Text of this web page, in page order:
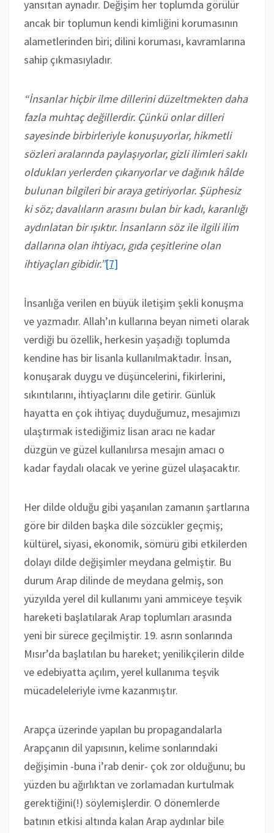
yansıtan aynadır. Değişim her toplumda görülür
ancak bir toplumun kendi kimliğini korumasının
alametlerinden biri; dilini koruması, kavramlarına
sahip çıkmasıyladır.
“İnsanlar hiçbir ilme dillerini düzeltmekten daha
fazla muhtaç değillerdir. Çünkü onlar dilleri
sayesinde birbirleriyle konuşuyorlar, hikmetli
sözleri aralarında paylaşıyorlar, gizli ilimleri saklı
oldukları yerlerden çıkarıyorlar ve dağınık hâlde
bulunan bilgileri bir araya getiriyorlar. Şüphesiz
ki söz; davalıların arasını bulan bir kadı, karanlığı
aydınlatan bir ışıktır. İnsanların söz ile ilgili ilim
dallarına olan ihtiyacı, gıda çeşitlerine olan
ihtiyaçları gibidir.”[7]
İnsanlığa verilen en büyük iletişim şekli konuşma
ve yazmadır. Allah’ın kullarına beyan nimeti olarak
verdiği bu özellik, herkesin yaşadığı toplumda
kendine has bir lisanla kullanılmaktadır. İnsan,
konuşarak duygu ve düşüncelerini, fikirlerini,
sıkıntılarını, ihtiyaçlarını dile getirir. Günlük
hayatta en çok ihtiyaç duyduğumuz, mesajımızı
ulaştırmak istediğimiz lisan aracı ne kadar
düzgün ve güzel kullanılırsa mesajın amacı o
kadar faydalı olacak ve yerine güzel ulaşacaktır.
Her dilde olduğu gibi yaşanılan zamanın şartlarına
göre bir dilden başka dile sözcükler geçmiş;
kültürel, siyasi, ekonomik, sömürü gibi etkilerden
dolayı dilde değişimler meydana gelmiştir. Bu
durum Arap dilinde de meydana gelmiş, son
yüzyılda yerel dil kullanımı yani ammiceye teşvik
hareketi başlatılarak Arap toplumları arasında
yeni bir sürece geçilmiştir. 19. asrın sonlarında
Mısır’da başlatılan bu hareket; yenilikçilerin dilde
ve edebiyatta açılım, yerel kullanıma teşvik
mücadeleleriyle ivme kazanmıştır.
Arapça üzerinde yapılan bu propagandalarla
Arapçanın dil yapısının, kelime sonlarındaki
değişimin -buna i’rab denir- çok zor olduğunu; bu
yüzden bu ağırlıktan ve zorlamadan kurtulmak
gerektiğini(!) söylemişlerdir. O dönemlerde
batının etkisi altında kalan Arap aydınlar bile